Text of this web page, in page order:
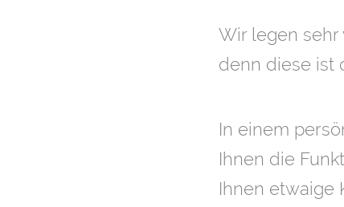
Wir legen
denn diese ist
In einem
Ihnen die
Ihnen etwaige